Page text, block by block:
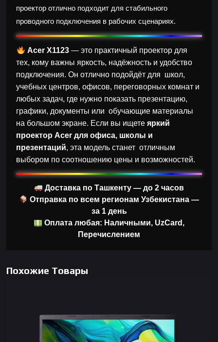
проектор отлично подходит для стабильного
проводного подключения в рабочих сценариях.
Acer X1123— это практичный проектор для
тех, кому важны яркость, надёжность и удобство
подключения. Он отлично подойдёт для школ,
учебных центров, офисов, переговорных комнат и
любых задач, где нужно показать презентацию,
графики, документы или обучающие материалы
на большом экране. Если вы ищетеяркий
проектор Acer для офиса, школы и
презентаций, эта модель станет отличным
выбором по соотношению цены и возможностей.
Доставка по Ташкенту — до 2 часов
Отправка по всем регионам Узбекистана —
за 1 день
Оплата любая: Наличными, UzCard,
Перечислением
Похожие Товары